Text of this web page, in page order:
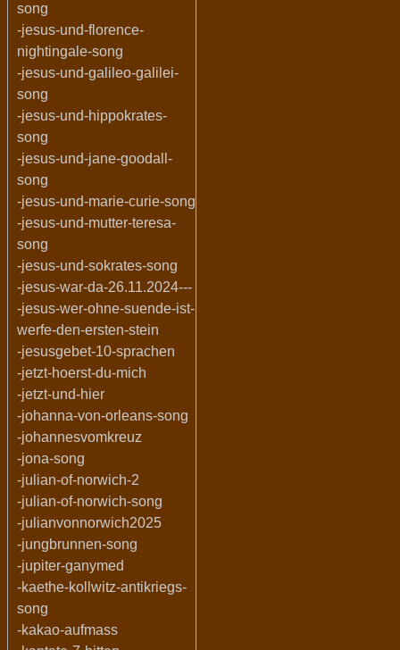
song
-jesus-und-florence-
nightingale-song
-jesus-und-galileo-galilei-
song
-jesus-und-hippokrates-
song
-jesus-und-jane-goodall-
song
-jesus-und-marie-curie-song
-jesus-und-mutter-teresa-
song
-jesus-und-sokrates-song
-jesus-war-da-26.11.2024---
-jesus-wer-ohne-suende-ist-
werfe-den-ersten-stein
-jesusgebet-10-sprachen
-jetzt-hoerst-du-mich
-jetzt-und-hier
-johanna-von-orleans-song
-johannesvomkreuz
-jona-song
-julian-of-norwich-2
-julian-of-norwich-song
-julianvonnorwich2025
-jungbrunnen-song
-jupiter-ganymed
-kaethe-kollwitz-antikriegs-
song
-kakao-aufmass